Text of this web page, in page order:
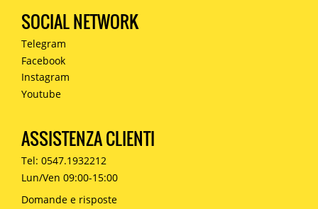
SOCIAL NETWORK
Telegram
Facebook
Instagram
Youtube
ASSISTENZA CLIENTI
Tel: 0547.1932212
Lun/Ven 09:00-15:00
Domande e risposte